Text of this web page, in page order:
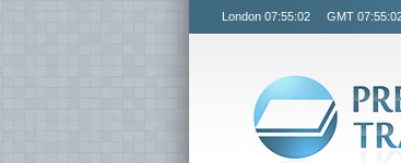
London 07:55:02 GMT